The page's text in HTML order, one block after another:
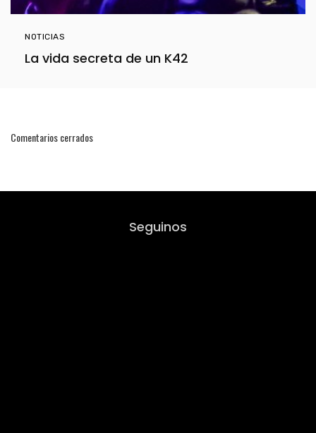
NOTICIAS
La vida secreta de un K42
Comentarios cerrados
Seguinos